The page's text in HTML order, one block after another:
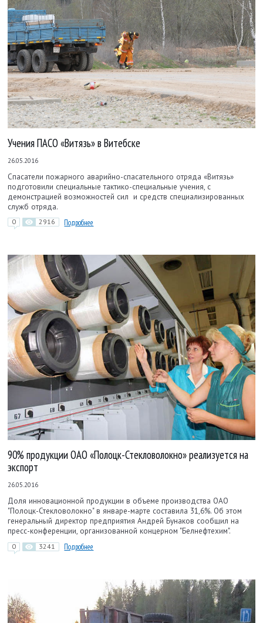
Учения ПАСО «Витязь» в Витебске
26.05.2016
Спасатели пожарного аварийно-спасательного отряда «Витязь»
подготовили специальные тактико-специальные учения, с
демонстрацией возможностей сил и средств специализированных
служб отряда.
0 2916 Подробнее
90% продукции ОАО «Полоцк-Стекловолокно» реализуется на
экспорт
26.05.2016
Доля инновационной продукции в объеме производства ОАО
"Полоцк-Стекловолокно" в январе-марте составила 31,6%. Об этом
генеральный директор предприятия Андрей Бунаков сообщил на
пресс-конференции, организованной концерном "Белнефтехим".
0 3241 Подробнее